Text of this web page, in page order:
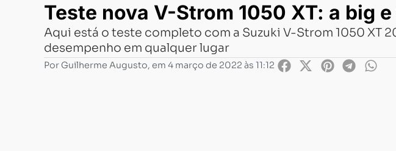
Teste nova V-Strom 1050 XT: a big
Aqui está o teste completo com a Suzuki V-Strom 1050 XT
desempenho em qualquer lugar
Por Guilherme Augusto, em 4 março de 2022 às 11:12